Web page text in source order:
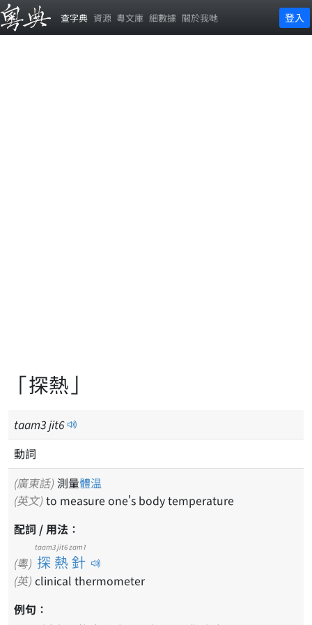
查字典 資源 粵文庫 細數據 關於我哋 登入
「探熱」
taam3jit6
動詞
(廣東話) 測量體温
(英文) to measure one's body temperature
配詞 / 用法：
(粵) 探熱針
taam3 jit6 zam1
(英) clinical thermometer
例句：